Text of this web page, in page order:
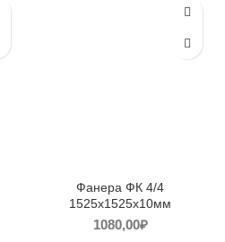
Фанера ФК 4/4
1525х1525х10мм
1080,00₽